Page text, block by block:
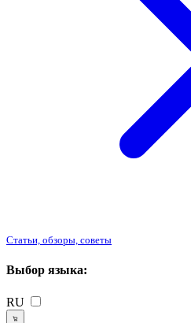
Статьи, обзоры, советы
Выбор языка:
RU